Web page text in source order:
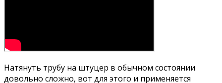
Натянуть трубу на штуцер в обычном состоянии
довольно сложно, вот для этого и применяется